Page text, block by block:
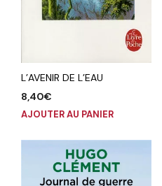
L’AVENIR DE L’EAU
8,40€
AJOUTER AU PANIER